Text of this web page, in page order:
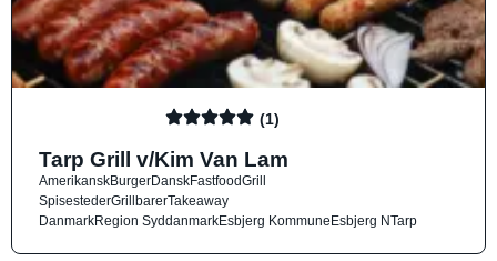
(1)
Tarp Grill v/Kim Van Lam
AmerikanskBurgerDanskFastfoodGrill
SpisestederGrillbarerTakeaway
DanmarkRegion SyddanmarkEsbjerg KommuneEsbjerg NTarp